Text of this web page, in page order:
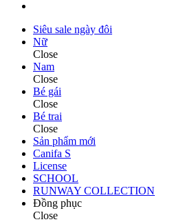
Siêu sale ngày đôi
Nữ
Close
Nam
Close
Bé gái
Close
Bé trai
Close
Sản phẩm mới
Canifa S
License
SCHOOL
RUNWAY COLLECTION
Đồng phục
Close